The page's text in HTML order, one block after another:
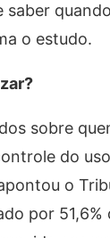
saber
o estudo.
sobre
do
o
por 51,6%